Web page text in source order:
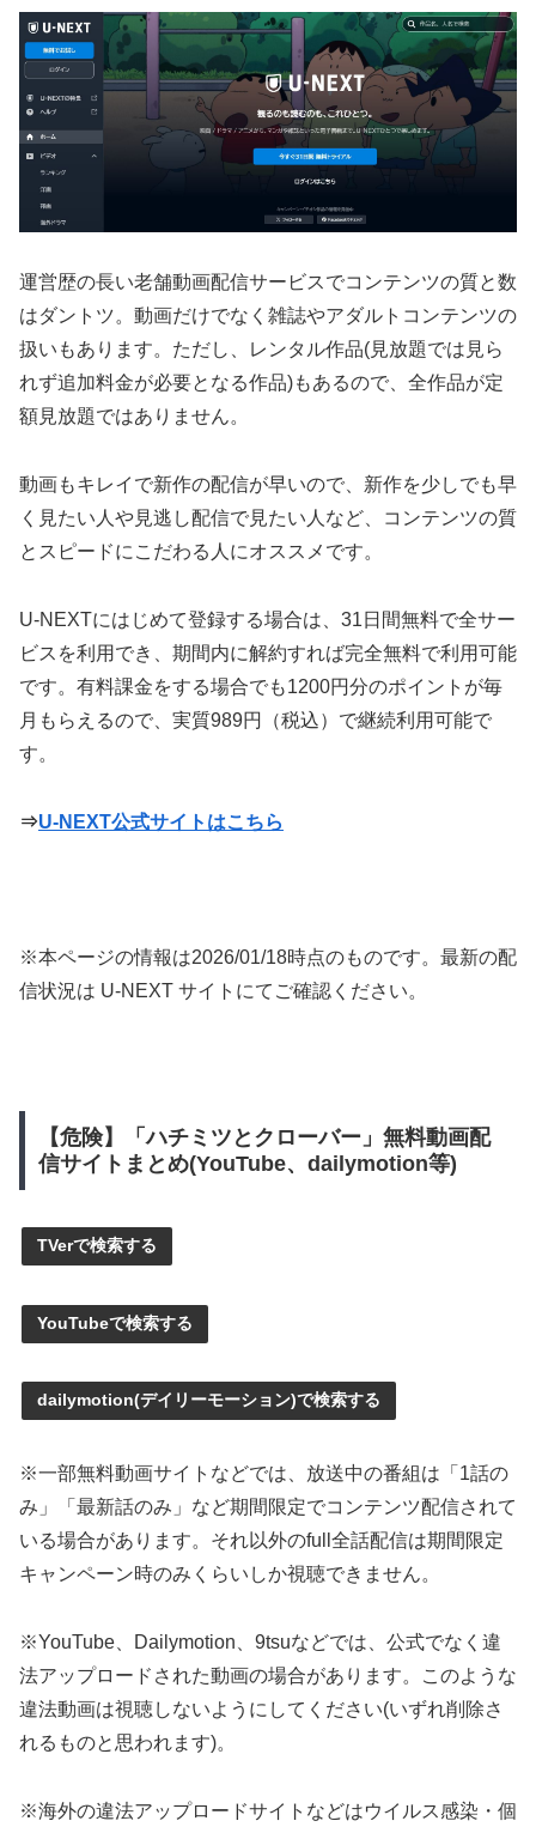
運営歴の長い老舗動画配信サービスでコンテンツの質と数
はダントツ。動画だけでなく雑誌やアダルトコンテンツの
扱いもあります。ただし、レンタル作品(見放題では見ら
れず追加料金が必要となる作品)もあるので、全作品が定
額見放題ではありません。
動画もキレイで新作の配信が早いので、新作を少しでも早
く見たい人や見逃し配信で見たい人など、コンテンツの質
とスピードにこだわる人にオススメです。
U-NEXTにはじめて登録する場合は、31日間無料で全サー
ビスを利用でき、期間内に解約すれば完全無料で利用可能
です。有料課金をする場合でも1200円分のポイントが毎
月もらえるので、実質989円（税込）で継続利用可能で
す。
⇒U-NEXT公式サイトはこちら
※本ページの情報は2026/01/18時点のものです。最新の配
信状況は U-NEXT サイトにてご確認ください。
【危険】「ハチミツとクローバー」無料動画配
信サイトまとめ(YouTube、dailymotion等)
TVerで検索する
YouTubeで検索する
dailymotion(デイリーモーション)で検索する
※一部無料動画サイトなどでは、放送中の番組は「1話の
み」「最新話のみ」など期間限定でコンテンツ配信されて
いる場合があります。それ以外のfull全話配信は期間限定
キャンペーン時のみくらいしか視聴できません。
※YouTube、Dailymotion、9tsuなどでは、公式でなく違
法アップロードされた動画の場合があります。このような
違法動画は視聴しないようにしてください(いずれ削除さ
れるものと思われます)。
※海外の違法アップロードサイトなどはウイルス感染・個